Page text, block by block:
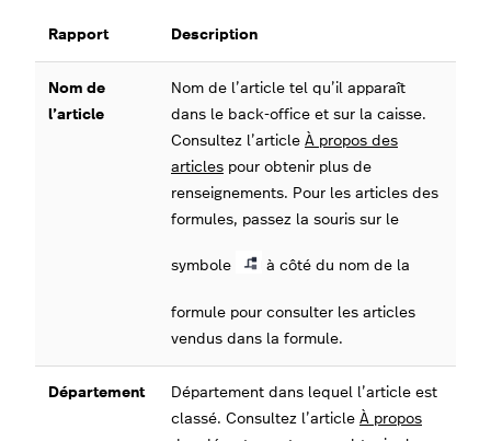
Rapport Description
Nom de
l’article
Nom de l’article tel qu’il apparaît
dans le back-office et sur la caisse.
Consultez l’article À propos des
articles pour obtenir plus de
renseignements. Pour les articles des
formules, passez la souris sur le
symbole à côté du nom de la
formule pour consulter les articles
vendus dans la formule.
Département
Département dans lequel l’article est
classé. Consultez l’article À propos